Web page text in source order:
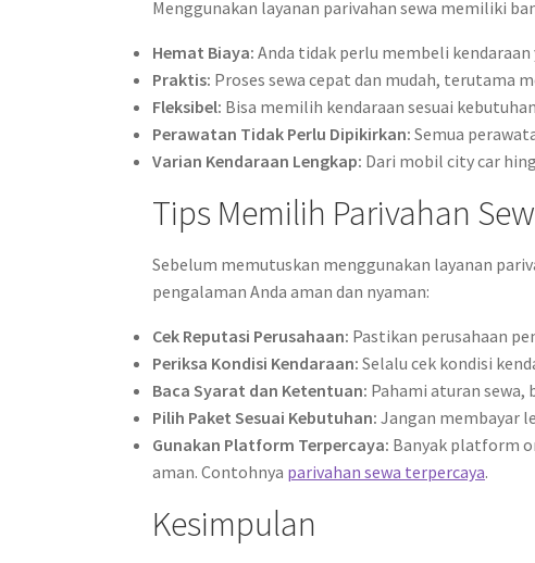
Menggunakan layanan parivahan sewa memiliki
Hemat Biaya: Anda tidak perlu membeli kendaraan
Praktis: Proses sewa cepat dan mudah, terutama
Fleksibel: Bisa memilih kendaraan sesuai
Perawatan Tidak Perlu Dipikirkan: Semua
Varian Kendaraan Lengkap: Dari mobil city car
Tips Memilih Parivahan
Sebelum memutuskan menggunakan layanan
pengalaman Anda aman dan nyaman:
Cek Reputasi Perusahaan: Pastikan perusahaan
Periksa Kondisi Kendaraan: Selalu cek kondisi
Baca Syarat dan Ketentuan: Pahami aturan sewa,
Pilih Paket Sesuai Kebutuhan: Jangan membayar
Gunakan Platform Terpercaya: Banyak platform
aman. Contohnya parivahan sewa terpercaya.
Kesimpulan